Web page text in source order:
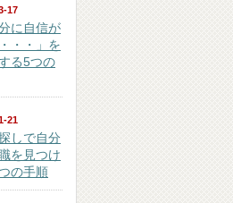
17
分に自信が
・・」を
る5つの
21
しで自分
を見つけ
の手順